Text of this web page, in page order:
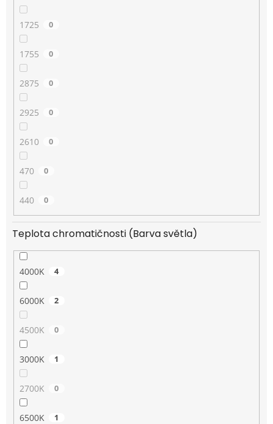
1725 0
1755 0
2875 0
2925 0
2610 0
470 0
440 0
Teplota chromatičnosti (Barva světla)
4000K 4
6000K 2
4500K 0
3000K 1
2700K 0
6500K 1